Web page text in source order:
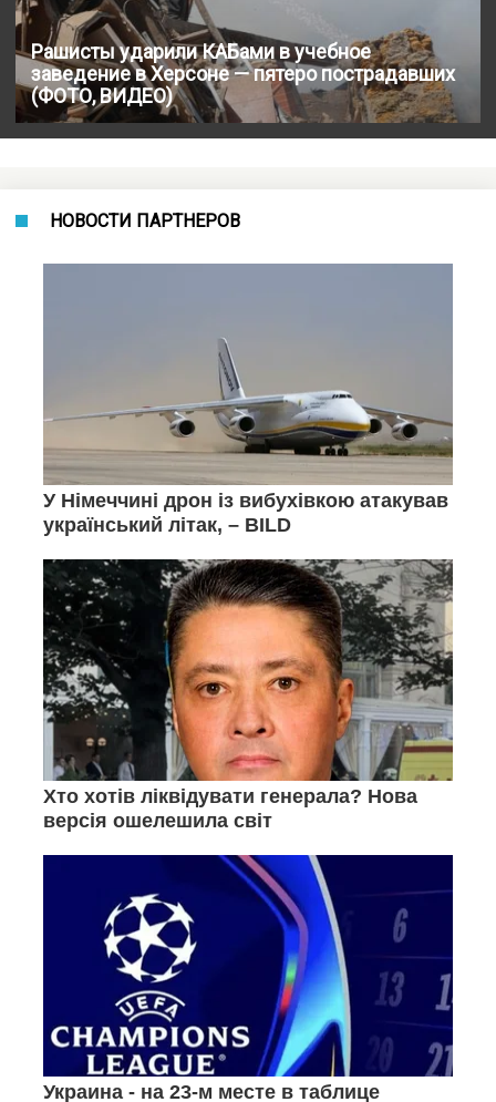
Рашисты ударили КАБами в учебное
заведение в Херсоне — пятеро пострадавших
(ФОТО, ВИДЕО)
НОВОСТИ ПАРТНЕРОВ